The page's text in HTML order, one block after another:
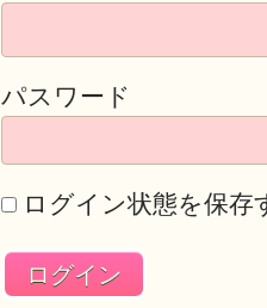
パスワード
ログイン状態を保存